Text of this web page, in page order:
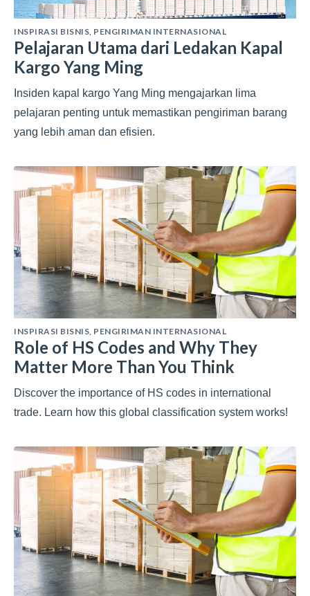
INSPIRASI BISNIS, PENGIRIMAN INTERNASIONAL
Pelajaran Utama dari Ledakan Kapal
Kargo Yang Ming
Insiden kapal kargo Yang Ming mengajarkan lima
pelajaran penting untuk memastikan pengiriman barang
yang lebih aman dan efisien.
INSPIRASI BISNIS, PENGIRIMAN INTERNASIONAL
Role of HS Codes and Why They
Matter More Than You Think
Discover the importance of HS codes in international
trade. Learn how this global classification system works!